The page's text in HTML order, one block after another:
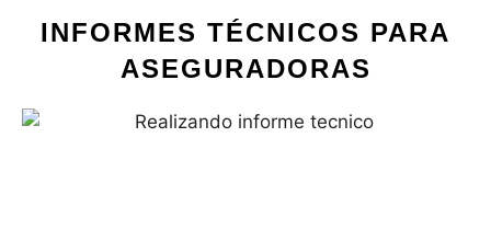
INFORMES TÉCNICOS PARA
ASEGURADORAS